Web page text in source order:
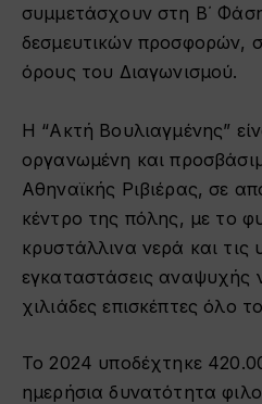
συμμετάσχουν στη Β΄
δεσμευτικών προσφορών,
όρους του Διαγωνισμού.
Η “Ακτή Βουλιαγμένης”
οργανωμένη και
Αθηναϊκής Ριβιέρας, σε
κέντρο της πόλης, με το
κρυστάλλινα νερά και τις
εγκαταστάσεις αναψυχής
χιλιάδες επισκέπτες όλο
Το 2024 υποδέχτηκε
ημερήσια δυνατότητα